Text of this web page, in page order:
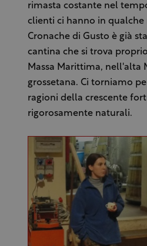
rimasta costante nel
clienti ci hanno in qualche
Cronache di Gusto è già
cantina che si trova
Massa Marittima, nell'alta
grossetana. Ci torniamo
ragioni della crescente
rigorosamente naturali.